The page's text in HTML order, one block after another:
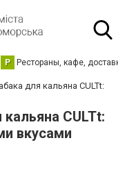
Р Рестораны, кафе,
для кальяна CULTt:
CULTt:
вкусами